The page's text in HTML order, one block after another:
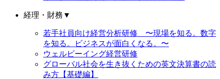
経理・財務 ▼
若手社員向け経営分析研修 〜現場を知る。数字
を知る。ビジネスが面白くなる。〜
ウェルビーイング経営研修
グローバル社会を生き抜くための英文決算書の読
み方【基礎編】